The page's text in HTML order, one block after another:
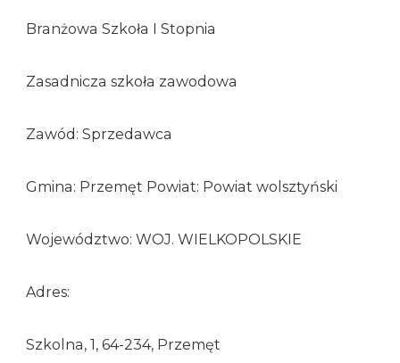
Branżowa Szkoła I Stopnia
Zasadnicza szkoła zawodowa
Zawód: Sprzedawca
Gmina: Przemęt Powiat: Powiat wolsztyński
Województwo: WOJ. WIELKOPOLSKIE
Adres:
Szkolna, 1, 64-234, Przemęt